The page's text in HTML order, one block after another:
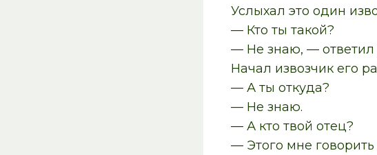
Услыхал это один
— Кто ты такой?
— Не знаю, — ответил
Начал извозчик его
— А ты откуда?
— Не знаю.
— А кто твой отец?
— Этого мне говорить